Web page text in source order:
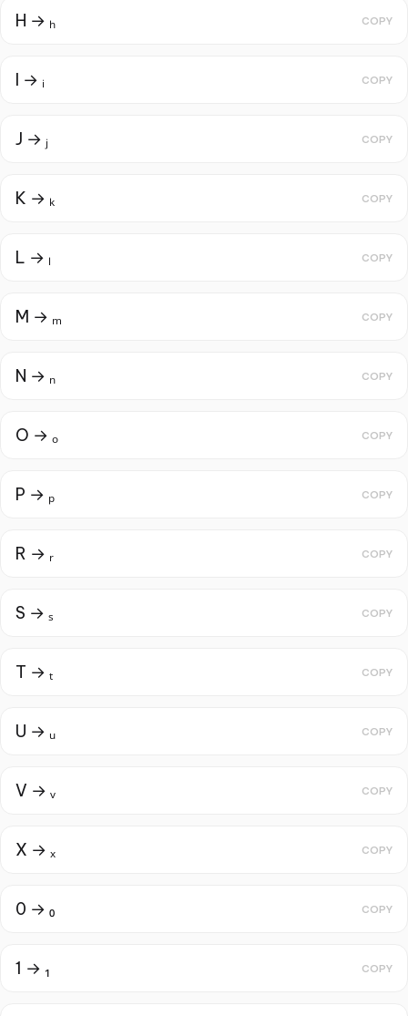
H → ₕ COPY
I → ᵢ COPY
J → ⱼ COPY
K → ₖ COPY
L → ₗ COPY
M → ₘ COPY
N → ₙ COPY
O → ₒ COPY
P → ₚ COPY
R → ᵣ COPY
S → ₛ COPY
T → ₜ COPY
U → ᵤ COPY
V → ᵥ COPY
X → ₓ COPY
0 → ₀ COPY
1 → ₁ COPY